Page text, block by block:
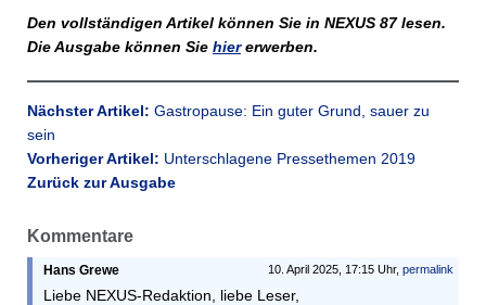
Den vollständigen Artikel können Sie in NEXUS 87 lesen.
Die Ausgabe können Sie hiererwerben.
Nächster Artikel: Gastropause: Ein guter Grund, sauer zu
sein
Vorheriger Artikel: Unterschlagene Pressethemen 2019
Zurück zur Ausgabe
Kommentare
10. April 2025, 17:15 Uhr, permalink
Hans Grewe
Liebe NEXUS-Redaktion, liebe Leser,